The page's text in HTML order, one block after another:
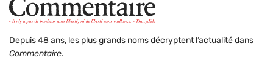
Depuis 48 ans, les plus grands noms décryptent l’actualité dans
Commentaire.